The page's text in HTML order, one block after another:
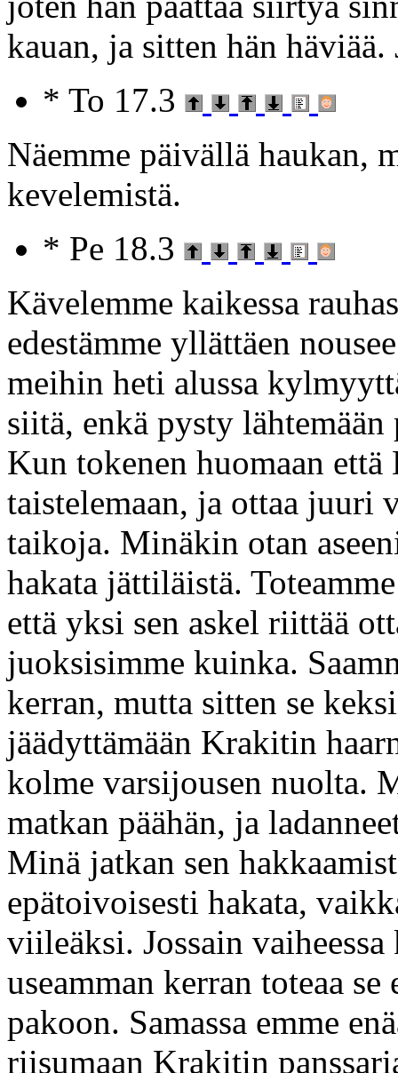
kauan, ja sitten hän
* To 17.3
Näemme päivällä haukan,
kevelemistä.
* Pe 18.3
Kävelemme kaikessa
edestämme yllättäen
meihin heti alussa
siitä, enkä pysty
Kun tokenen huomaan
taistelemaan, ja ottaa juuri
taikoja. Minäkin otan
hakata jättiläistä.
että yksi sen askel riittää
juoksisimme kuinka.
kerran, mutta sitten se
jäädyttämään Krakitin
kolme varsijousen nuolta.
matkan päähän, ja
Minä jatkan sen
epätoivoisesti hakata,
viileäksi. Jossain
useamman kerran toteaa
pakoon. Samassa emme
riisumaan Krakitin